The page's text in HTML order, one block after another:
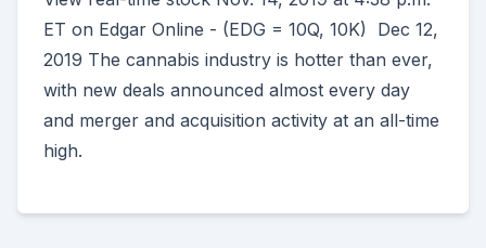
ET on Edgar Online - (EDG = 10Q, 10K) Dec 12,
2019 The cannabis industry is hotter than ever,
with new deals announced almost every day
and merger and acquisition activity at an all-time
high.